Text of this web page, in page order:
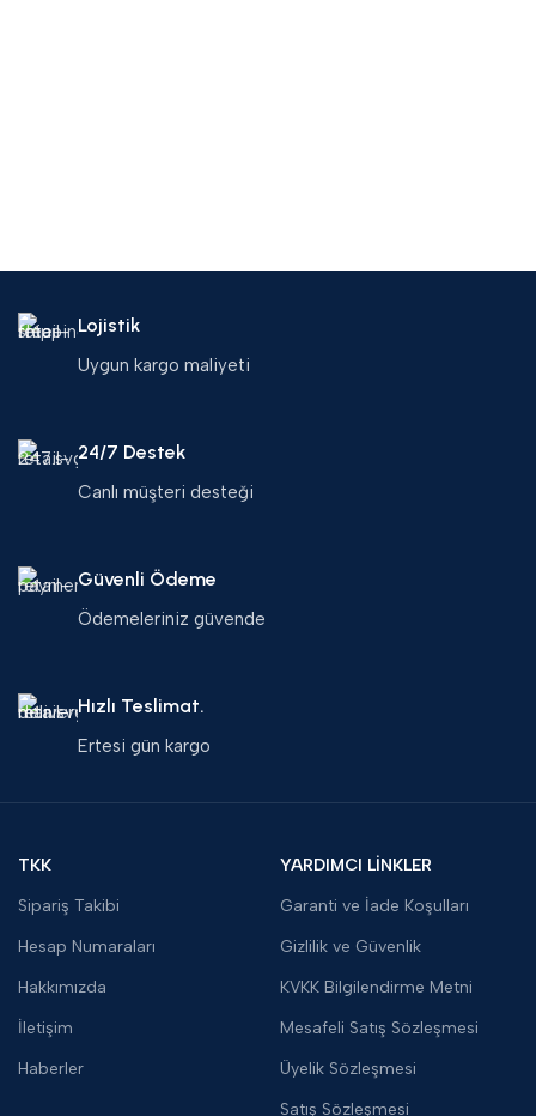
Lojistik
Uygun kargo maliyeti
24/7 Destek
Canlı müşteri desteği
Güvenli Ödeme
Ödemeleriniz güvende
Hızlı Teslimat.
Ertesi gün kargo
TKK
Sipariş Takibi
Hesap Numaraları
Hakkımızda
İletişim
Haberler
YARDIMCI LİNKLER
Garanti ve İade Koşulları
Gizlilik ve Güvenlik
KVKK Bilgilendirme Metni
Mesafeli Satış Sözleşmesi
Üyelik Sözleşmesi
Satış Sözleşmesi